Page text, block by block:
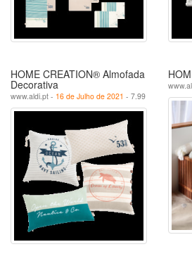
HOME CREATION® Almofada
Decorativa
www.aldi.pt - 16 de Julho de 2021 - 7.99